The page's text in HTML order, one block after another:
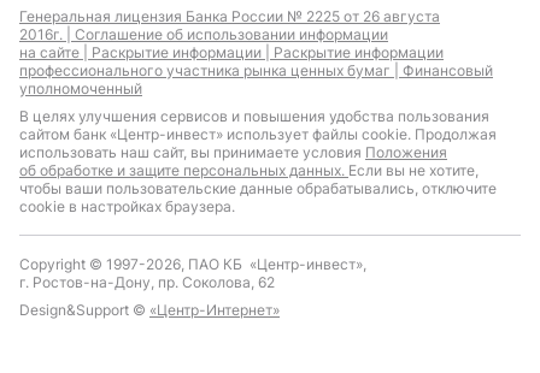
Генеральная лицензия Банка России № 2225 от 26 августа
2016г. | Соглашение об использовании информации
на сайте | Раскрытие информации | Раскрытие информации
профессионального участника рынка ценных бумаг | Финансовый
уполномоченный
В целях улучшения сервисов и повышения удобства пользования
сайтом банк «Центр-инвест» использует файлы cookie. Продолжая
использовать наш сайт, вы принимаете условия Положения
об обработке и защите персональных данных. Если вы не хотите,
чтобы ваши пользовательские данные обрабатывались, отключите
cookie в настройках браузера.
Copyright © 1997-2026, ПАО КБ «Центр-инвест»,
г. Ростов-на-Дону, пр. Соколова, 62
Design&Support © «Центр-Интернет»